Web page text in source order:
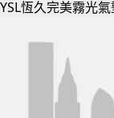
YSL恆久完美霧光